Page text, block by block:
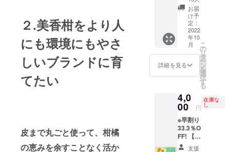
２.美香柑をより人
にも環境にもやさ
しいブランドに育
てたい
皮まで丸ごと使って、柑橘
の恵みを余すことなく活か
ケージ
で届く
かお楽
しみに♪
生せっ
けん50
ｇ／1
個：朝
晩のご
使用で
分（泡
立て
パチュ
ラ付
き） レ
モンの
生せっ
けん50
ｇ／1
モン
カップ
にレモ
ンケー
キ3個の
セット
です。
数量限
早めに♪
【セッ
容】 み
かんの
生せっ
けん50
けん50
ｇ／1
個：朝
晩のご
使用で
約30日
分（泡
立て
ラ付
き） ※
パッ
ケージ
は、ご
支援い
ただく
な”レモ
ン”の香
りの洗
顔料
レモン
の生
せっけ
ん 1
個】 愛
媛県大
伊予レ
モン果
実エキ
スを配
合した
洗顔
せっけ
お届
け予
定：
2022
年10
月
詳細を見る
こ
の
リ
タ
ー
ン
を
選
択
す
る
4,0
00 円
在庫な
し
※早割り
33.3％O
FF! 【愛
媛の”み
支援